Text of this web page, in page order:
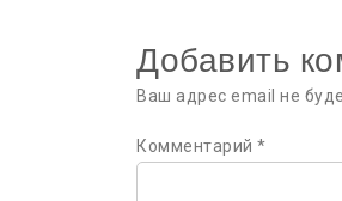
Добавить
Ваш адрес email не
Комментарий *